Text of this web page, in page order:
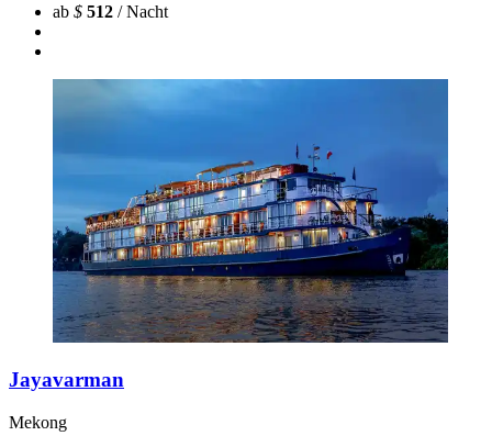
ab $ 512 / Nacht
Jayavarman
Mekong